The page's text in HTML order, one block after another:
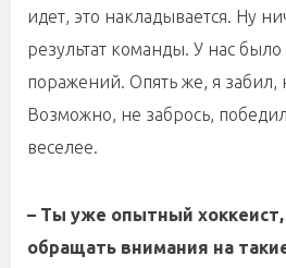
идет, это накладывается. Ну
результат команды. У нас
поражений. Опять же, я забил,
Возможно, не забрось,
веселее.
– Ты уже опытный хоккеист,
обращать внимания на